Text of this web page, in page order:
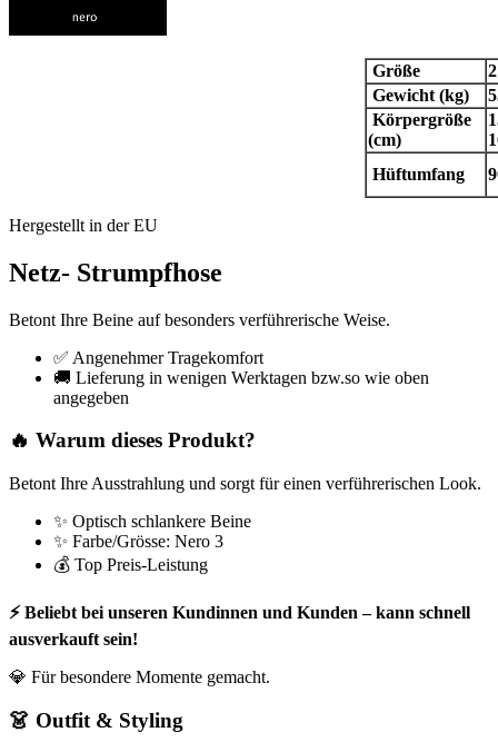
Größe
Gewicht (kg)
Körpergröße
(cm)
Hüftumfang
Hergestellt in der EU
Netz- Strumpfhose
Betont Ihre Beine auf besonders verführerische Weise.
✅ Angenehmer Tragekomfort
🚚 Lieferung in wenigen Werktagen bzw.so wie oben
angegeben
🔥 Warum dieses Produkt?
Betont Ihre Ausstrahlung und sorgt für einen verführerischen Look.
✨ Optisch schlankere Beine
✨ Farbe/Grösse: Nero 3
💰 Top Preis-Leistung
⚡ Beliebt bei unseren Kundinnen und Kunden – kann schnell
ausverkauft sein!
💎 Für besondere Momente gemacht.
👗 Outfit & Styling